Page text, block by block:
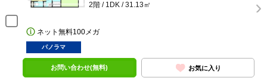
2階 / 1DK / 31.13㎡
ネット無料100メガ
パノラマ
お問い合わせ(無料) お気に入り